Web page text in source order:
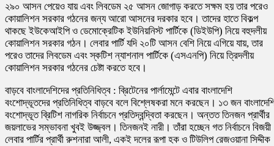
২৯০ আসন পেয়েও যায় এবং লিবডেম ২৫ আসন জোগাড় করতে সক্ষম হয় তার পরেও
কোয়ালিশন সরকার গঠনের জন্য আরো আসনের দরকার হবে। তাদের হাতে বিকল্প
থাকছে ইউকেআইপি ও ডেমোক্রেটিক ইউনিয়নিস্ট পার্টিকে (ডিইউপি) নিয়ে বহুদলীয়
কোয়ালিশন সরকার গঠন। লেবার পার্টি যদি ২০টি আসন বেশি নিয়ে এগিয়ে যায়, তার
পরেও তাদের লিবডেম এবং স্কটিশ ন্যাশনাল পার্টিকে (এসএনপি) নিয়ে ত্রিদলীয়
কোয়ালিশন সরকার গঠনের চেষ্টা করতে হবে।
বাড়বে বাংলাদেশিদের প্রতিনিধিত্ব : ব্রিটেনের পার্লামেন্টে এবার বাংলাদেশি
বংশোদ্ভূতদের প্রতিনিধিত্ব বাড়বে বলে বিশ্লেষকরা মনে করছেন। ১৩ জন
বংশোদ্ভূত ব্রিটিশ নাগরিক নির্বাচনে প্রতিদ্বন্দ্বিতা করছেন। অন্তত তিনজন প্রার্থীর
জয়লাভের সম্ভাবনা খুবই উজ্জ্বল। তিনজনই নারী। তাঁরা হচ্ছেন গত নির্বাচনে বিজয়ী
লেবার পার্টির প্রার্থী রুশনারা আলী, একই দলের রূপা হক ও টিউলিপ রেজওয়ানা